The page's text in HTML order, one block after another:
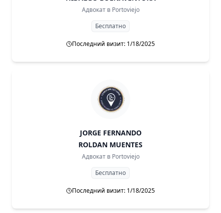
Адвокат в Portoviejo
Бесплатно
Последний визит: 1/18/2025
JORGE FERNANDO
ROLDAN MUENTES
Адвокат в Portoviejo
Бесплатно
Последний визит: 1/18/2025